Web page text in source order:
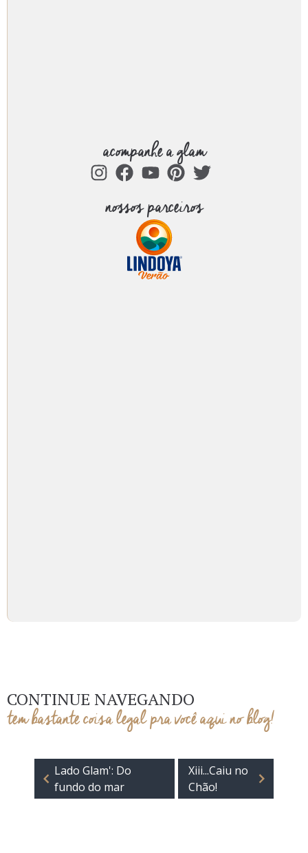
acompanhe a glam
nossos parceiros
CONTINUE NAVEGANDO
tem bastante coisa legal pra você aqui no blog!
Lado Glam': Do
fundo do mar
Xiii...Caiu no
Chão!